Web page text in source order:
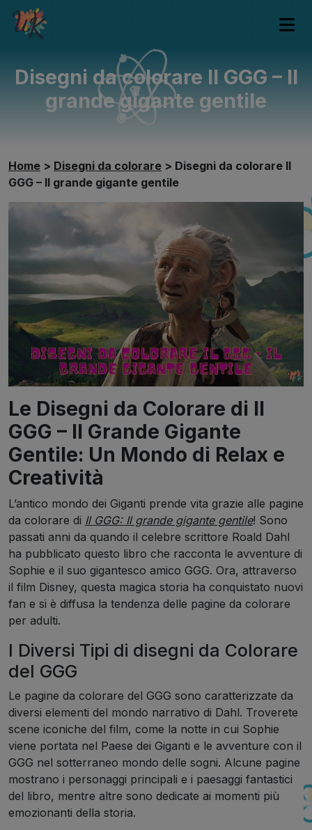
Disegni da colorare Il GGG – Il
grande gigante gentile
Home > Disegni da colorare > Disegni da colorare Il
GGG – Il grande gigante gentile
Le Disegni da Colorare di Il
GGG – Il Grande Gigante
Gentile: Un Mondo di Relax e
Creatività
L’antico mondo dei Giganti prende vita grazie alle pagine
da colorare di Il GGG: Il grande gigante gentile! Sono
passati anni da quando il celebre scrittore Roald Dahl
ha pubblicato questo libro che racconta le avventure di
Sophie e il suo gigantesco amico GGG. Ora, attraverso
il film Disney, questa magica storia ha conquistato nuovi
fan e si è diffusa la tendenza delle pagine da colorare
per adulti.
I Diversi Tipi di disegni da Colorare
del GGG
Le pagine da colorare del GGG sono caratterizzate da
diversi elementi del mondo narrativo di Dahl. Troverete
scene iconiche del film, come la notte in cui Sophie
viene portata nel Paese dei Giganti e le avventure con il
GGG nel sotterraneo mondo delle sogni. Alcune pagine
mostrano i personaggi principali e i paesaggi fantastici
del libro, mentre altre sono dedicate ai momenti più
emozionanti della storia.